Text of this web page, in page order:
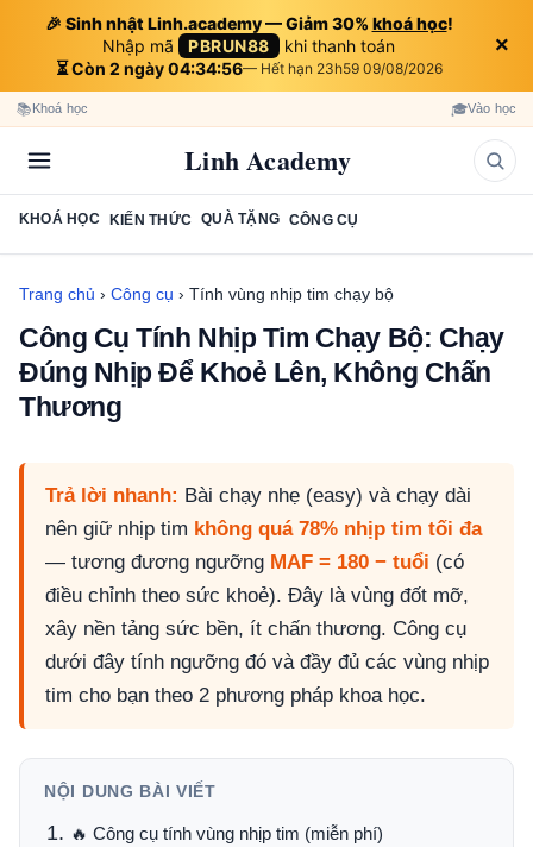
🎉 Sinh nhật Linh.academy — Giảm 30% khoá học!
Nhập mã PBRUN88 khi thanh toán
⏳ Còn 2 ngày 04:34:55— Hết hạn 23h59 09/08/2026
×
📚Khoá học 🎓Vào học
Linh Academy
KHOÁ HỌC KIẾN THỨC QUÀ TẶNG CÔNG CỤ
Trang chủ › Công cụ › Tính vùng nhịp tim chạy bộ
Công Cụ Tính Nhịp Tim Chạy Bộ: Chạy
Đúng Nhịp Để Khoẻ Lên, Không Chấn
Thương
Trả lời nhanh: Bài chạy nhẹ (easy) và chạy dài
nên giữ nhịp tim không quá 78% nhịp tim tối đa
— tương đương ngưỡng MAF = 180 − tuổi (có
điều chỉnh theo sức khoẻ). Đây là vùng đốt mỡ,
xây nền tảng sức bền, ít chấn thương. Công cụ
dưới đây tính ngưỡng đó và đầy đủ các vùng nhịp
tim cho bạn theo 2 phương pháp khoa học.
NỘI DUNG BÀI VIẾT
🔥 Công cụ tính vùng nhịp tim (miễn phí)